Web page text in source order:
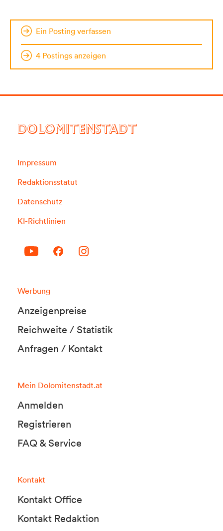
Ein Posting verfassen
4 Postings anzeigen
DOLOMITENSTADT
Impressum
Redaktionsstatut
Datenschutz
KI-Richtlinien
Werbung
Anzeigenpreise
Reichweite / Statistik
Anfragen / Kontakt
Mein Dolomitenstadt.at
Anmelden
Registrieren
FAQ & Service
Kontakt
Kontakt Office
Kontakt Redaktion